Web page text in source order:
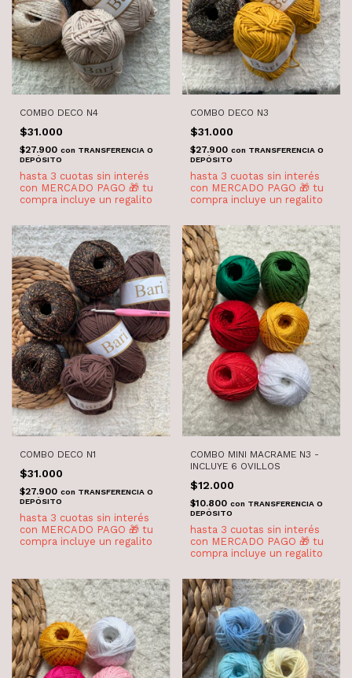
COMBO DECO N4
$31.000
$27.900 con TRANSFERENCIA O
DEPÓSITO
COMBO DECO N3
$31.000
$27.900 con TRANSFERENCIA O
DEPÓSITO
COMBO DECO N1
$31.000
$27.900 con TRANSFERENCIA O
DEPÓSITO
COMBO MINI MACRAME N3 -
INCLUYE 6 OVILLOS
$12.000
$10.800 con TRANSFERENCIA O
DEPÓSITO